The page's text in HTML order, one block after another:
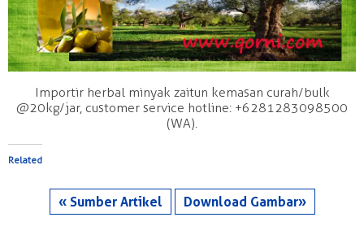
Importir herbal minyak zaitun kemasan curah/bulk
@20kg/jar, customer service hotline: +6281283098500
(WA).
Related
« Sumber Artikel Download Gambar»